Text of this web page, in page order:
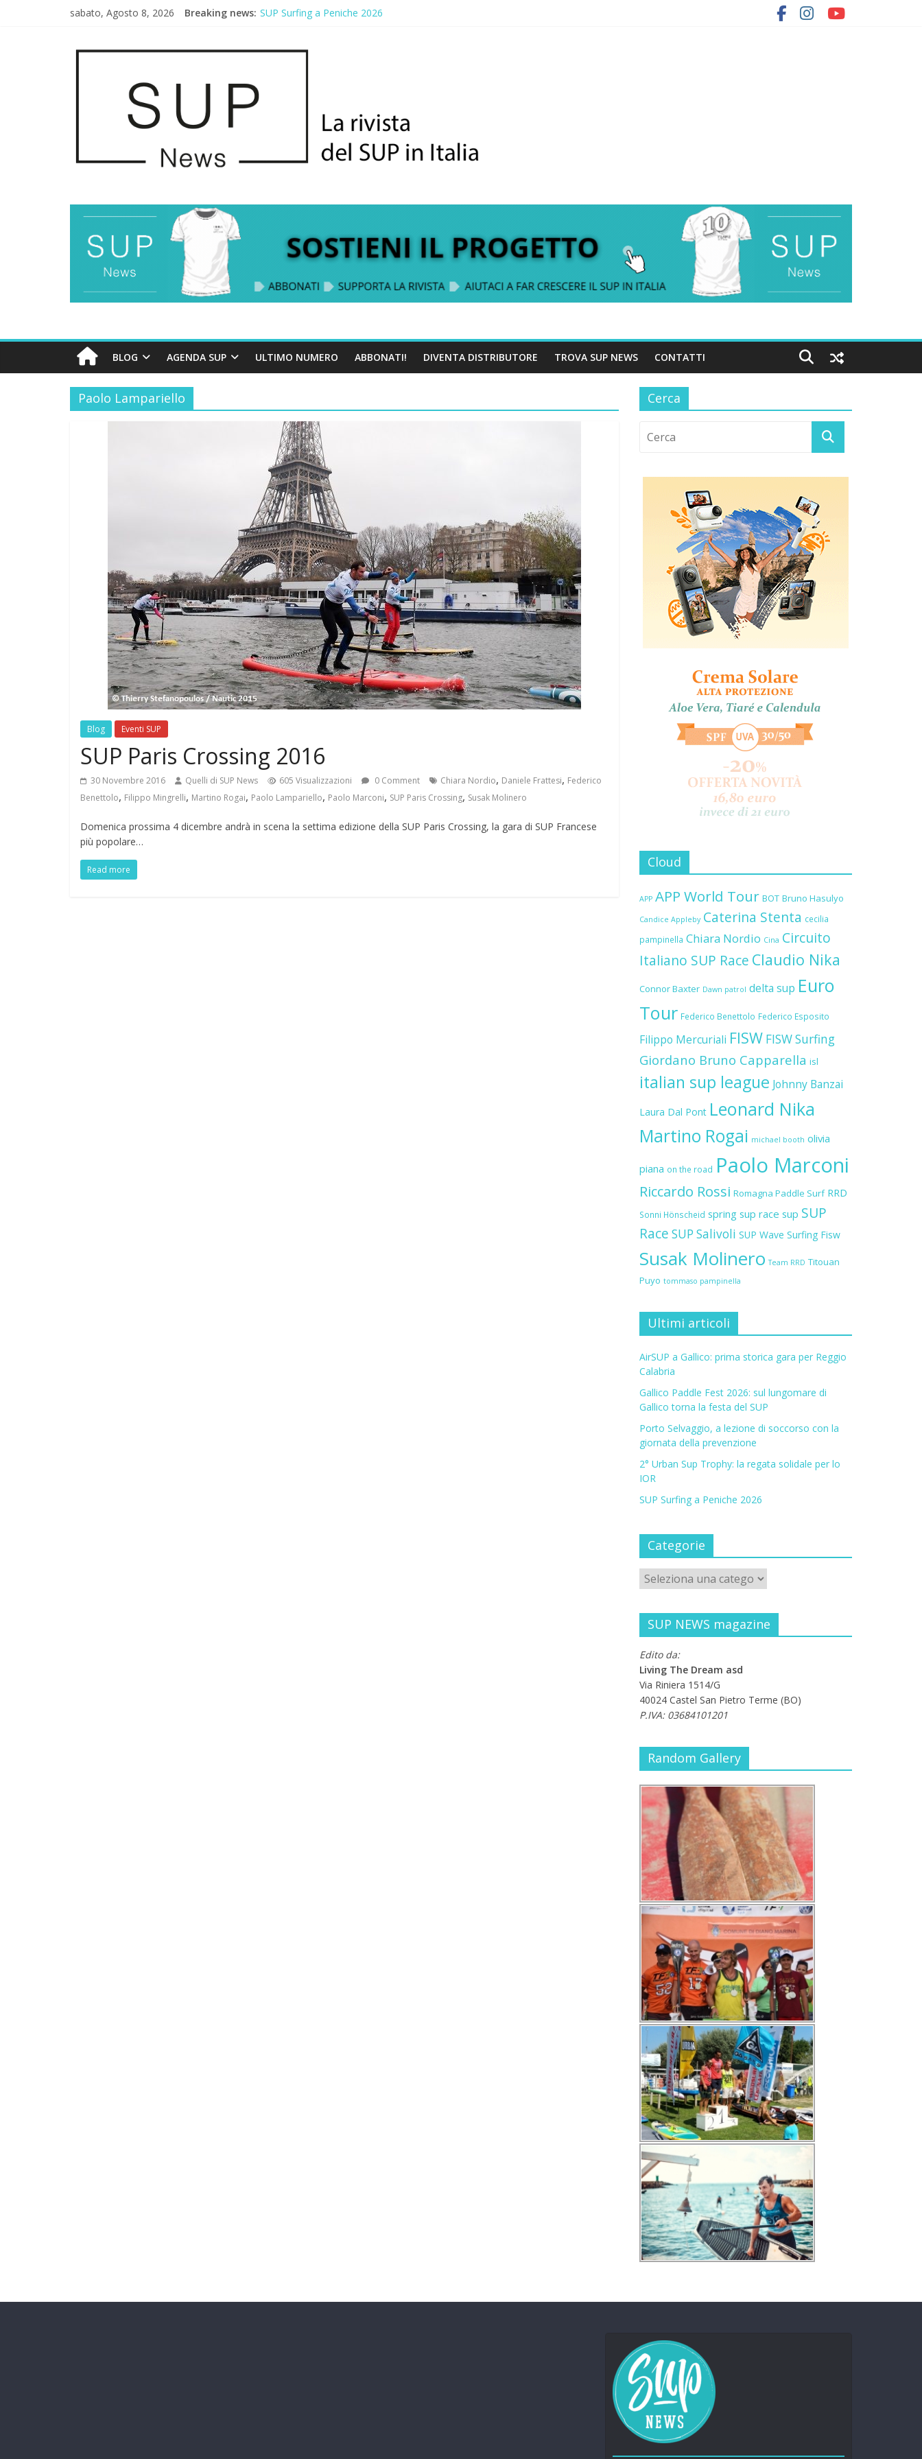
sabato, Agosto 8, 2026 Breaking news: SUP Surfing a Peniche 2026
BLOG AGENDA SUP ULTIMO NUMERO ABBONATI! DIVENTA DISTRIBUTORE TROVA SUP NEWS CONTATTI
Paolo Lampariello
Blog Eventi SUP
SUP Paris Crossing 2016
30 Novembre 2016 Quelli di SUP News 605 Visualizzazioni 0 Comment Chiara Nordio, Daniele Frattesi, Federico
Benettolo, Filippo Mingrelli, Martino Rogai, Paolo Lampariello, Paolo Marconi, SUP Paris Crossing, Susak Molinero
Domenica prossima 4 dicembre andrà in scena la settima edizione della SUP Paris Crossing, la gara di SUP Francese
più popolare…
Read more
Cerca
Cloud
APP APP World Tour BOT Bruno Hasulyo
Candice Appleby Caterina Stenta cecilia
pampinella Chiara Nordio Cina Circuito
Italiano SUP Race Claudio Nika
Connor Baxter Dawn patrol delta sup Euro
Tour Federico Benettolo Federico Esposito
Filippo Mercuriali FISW FISW Surfing
Giordano Bruno Capparella isl
italian sup league Johnny Banzai
Laura Dal Pont Leonard Nika
Martino Rogai michael booth olivia
piana on the road Paolo Marconi
Riccardo Rossi Romagna Paddle Surf RRD
Sonni Hönscheid spring sup race sup SUP
Race SUP Salivoli SUP Wave Surfing Fisw
Susak Molinero Team RRD Titouan
Puyo tommaso pampinella
Ultimi articoli
AirSUP a Gallico: prima storica gara per Reggio
Calabria
Gallico Paddle Fest 2026: sul lungomare di
Gallico torna la festa del SUP
Porto Selvaggio, a lezione di soccorso con la
giornata della prevenzione
2° Urban Sup Trophy: la regata solidale per lo
IOR
SUP Surfing a Peniche 2026
Categorie
SUP NEWS magazine
Edito da:
Living The Dream asd
Via Riniera 1514/G
40024 Castel San Pietro Terme (BO)
P.IVA: 03684101201
Random Gallery